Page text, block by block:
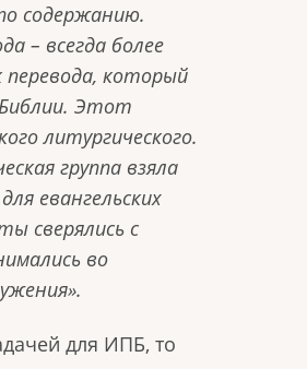
содержанию.
– всегда более
который
Этот
литургического.
группа взяла
евангельских
сверялись с
во
для ИПБ, то